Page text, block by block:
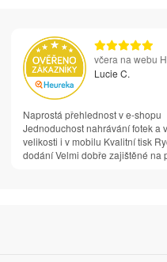
včera na webu
Lucie C.
Naprostá přehlednost v e-shopu
Jednoduchost nahrávání fotek a
velikosti i v mobilu Kvalitní tisk
dodání Velmi dobře zajištěné na